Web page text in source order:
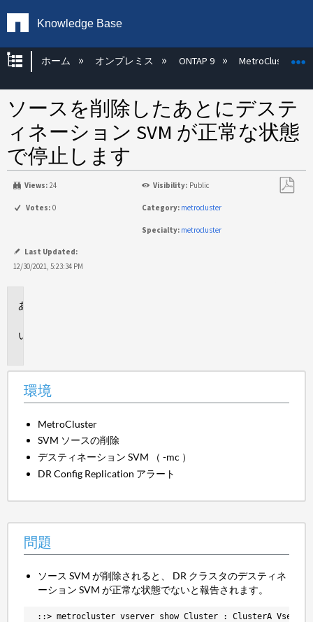
Knowledge Base
グローバル階層を展開/折りたたむ
ホーム オンプレミス ONTAP 9 MetroCluster
ソースを削除したあとにデステ
ィネーション SVM が正常な状態
で停止します
Views: 24 Visibility: Public
Votes: 0 Category: metrocluster
Specialty: metrocluster
Last Updated:
12/30/2021, 5:23:34 PM
環境
MetroCluster
SVM ソースの削除
デスティネーション SVM （ -mc ）
DR Config Replication アラート
問題
ソース SVM が削除されると、 DR クラスタのデスティネ
ーション SVM が正常な状態でないと報告されます。
::> metrocluster vserver show Cluster : ClusterA